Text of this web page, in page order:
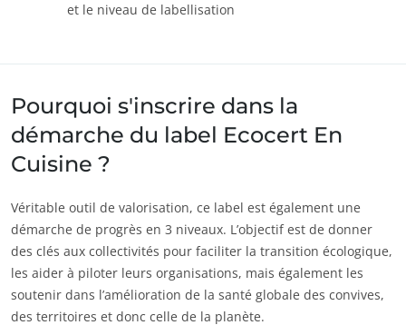
NOS ENGAGEMENTS RSE
Agir via nos prestations
Progresser avec nos équipes
S’investir pour notre environnement
Innover avec notre écosystème
France (français)
Roumanie (roumain)
Serbie (serbe)
Suisse (allemand)
Turquie (turc)
et le niveau de labellisation
Pourquoi s'inscrire dans la
démarche du label Ecocert En
Cuisine ?
Véritable outil de valorisation, ce label est également une
démarche de progrès en 3 niveaux. L’objectif est de donner
des clés aux collectivités pour faciliter la transition écologique,
les aider à piloter leurs organisations, mais également les
soutenir dans l’amélioration de la santé globale des convives,
des territoires et donc celle de la planète.